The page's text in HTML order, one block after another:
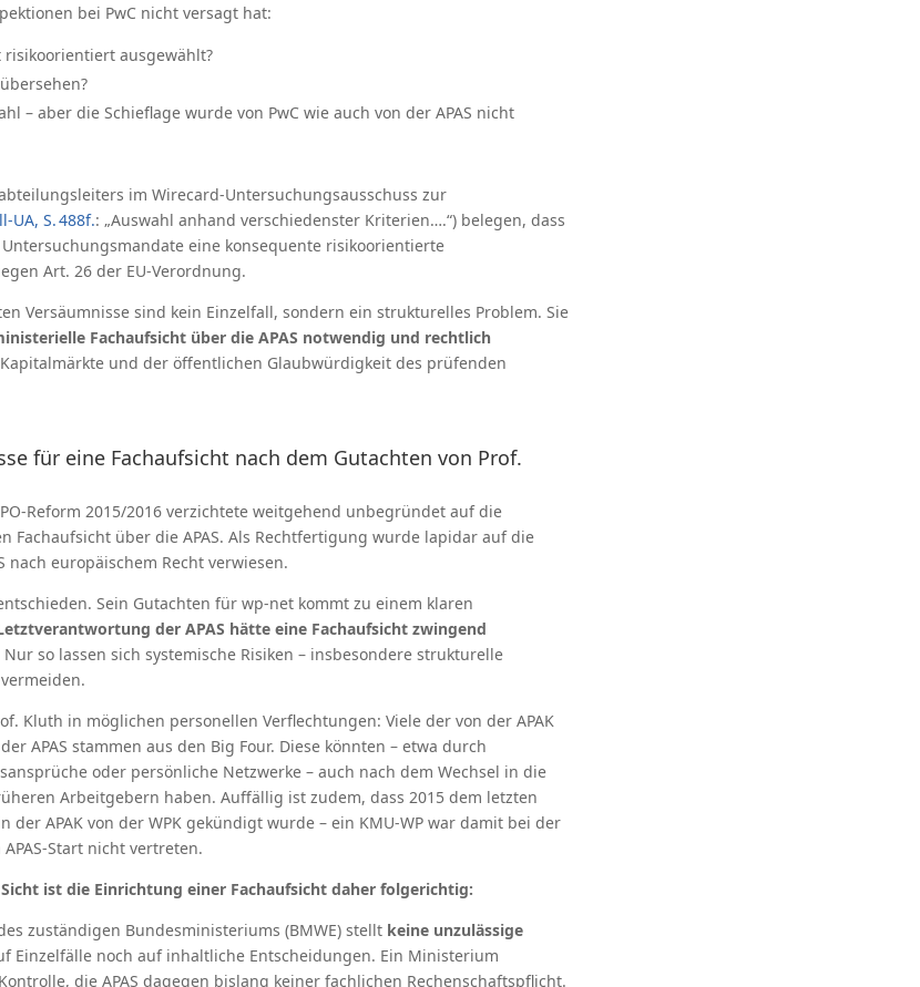
bei PwC nicht versagt hat:
risikoorientiert ausgewählt?
– aber die Schieflage wurde von PwC wie auch von der APAS nicht
im Wirecard-Untersuchungsausschuss zur
UA, S. 488f.: „Auswahl anhand verschiedenster Kriterien….“) belegen, dass
eine konsequente risikoorientierte
Art. 26 der EU-Verordnung.
Versäumnisse sind kein Einzelfall, sondern ein strukturelles Problem. Sie
Fachaufsicht über die APAS notwendig und rechtlich
und der öffentlichen Glaubwürdigkeit des prüfenden
für eine Fachaufsicht nach dem Gutachten von Prof.
Reform 2015/2016 verzichtete weitgehend unbegründet auf die
Fachaufsicht über die APAS. Als Rechtfertigung wurde lapidar auf die
nach europäischem Recht verwiesen.
Sein Gutachten für wp-net kommt zu einem klaren
der APAS hätte eine Fachaufsicht zwingend
Nur so lassen sich systemische Risiken – insbesondere strukturelle
Kluth in möglichen personellen Verflechtungen: Viele der von der APAK
APAS stammen aus den Big Four. Diese könnten – etwa durch
oder persönliche Netzwerke – auch nach dem Wechsel in die
Arbeitgebern haben. Auffällig ist zudem, dass 2015 dem letzten
APAK von der WPK gekündigt wurde – ein KMU-WP war damit bei der
Start nicht vertreten.
ist die Einrichtung einer Fachaufsicht daher folgerichtig:
zuständigen Bundesministeriums (BMWE) stellt keine unzulässige
Einzelfälle noch auf inhaltliche Entscheidungen. Ein Ministerium
die APAS dagegen bislang keiner fachlichen Rechenschaftspflicht.